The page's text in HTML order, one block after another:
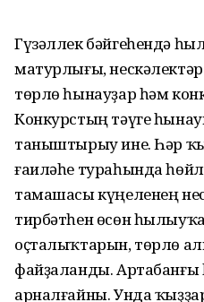
Гүзәллек бәйгеһендә
матурлығы,
төрлө һынауҙар һәм
Конкурстың тәүге
таныштырыу ине. Һәр
ғаиләһе тураһында
тамашасы күңеленең
тирбәтһен өсөн
оҫталыҡтарын, төрлө
файҙаланды.
арналғайны. Унда